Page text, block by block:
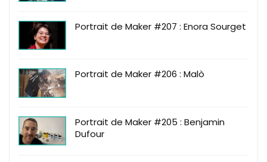
Portrait de Maker #207 : Enora Sourget
Portrait de Maker #206 : Malò
Portrait de Maker #205 : Benjamin
Dufour